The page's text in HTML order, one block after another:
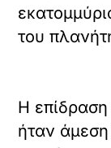
του
Η
ήταν